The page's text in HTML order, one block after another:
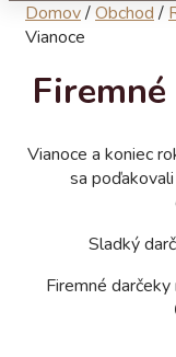
Domov/Obchod /
Vianoce
Vianoce a koniec
sa
Sladký
Firemné